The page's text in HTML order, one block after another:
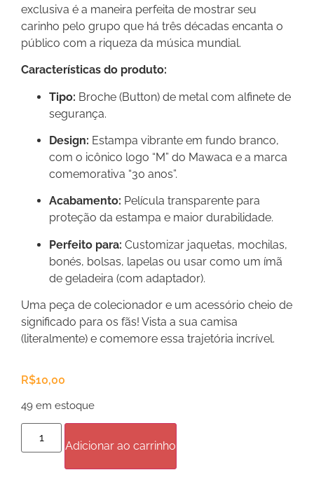
exclusiva é a maneira perfeita de mostrar seu
carinho pelo grupo que há três décadas encanta o
público com a riqueza da música mundial.
Características do produto:
Tipo: Broche (Button) de metal com alfinete de
segurança.
Design: Estampa vibrante em fundo branco,
com o icônico logo “M” do Mawaca e a marca
comemorativa “30 anos”.
Acabamento: Película transparente para
proteção da estampa e maior durabilidade.
Perfeito para: Customizar jaquetas, mochilas,
bonés, bolsas, lapelas ou usar como um ímã
de geladeira (com adaptador).
Uma peça de colecionador e um acessório cheio de
significado para os fãs! Vista a sua camisa
(literalmente) e comemore essa trajetória incrível.
R$10,00
49 em estoque
Adicionar ao carrinho